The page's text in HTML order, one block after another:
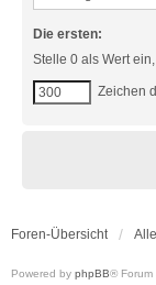
Die ersten:
Stelle 0 als Wert
Zeichen
Foren-Übersicht
Powered by phpBB® Forum